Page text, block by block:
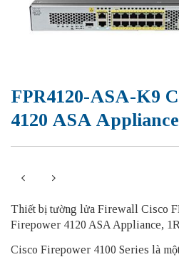
FPR4120-ASA-K9
4120 ASA
Thiết bị tường lửa Firewall Cisco
Firepower 4120 ASA Appliance,
Cisco Firepower 4100 Series là